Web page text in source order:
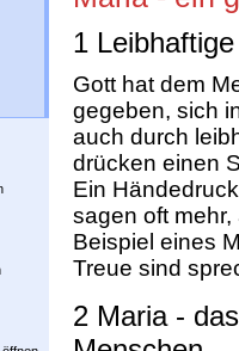
1
Gott hat dem
gegeben, sich
auch durch
drücken einen
Ein
sagen oft
Beispiel eines
Treue sind
2 Maria -